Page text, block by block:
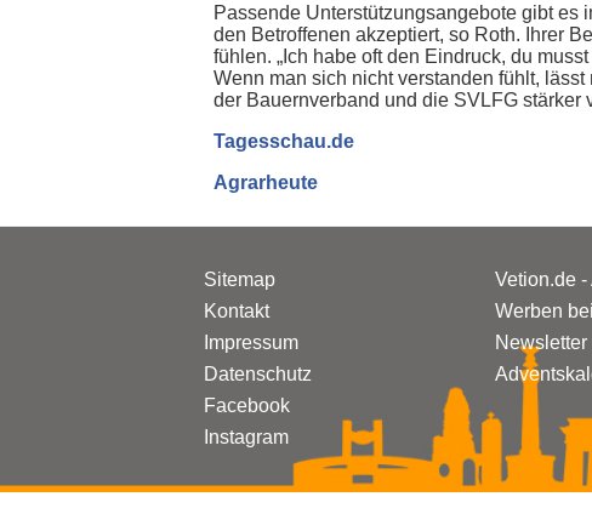
Passende Unterstützungsangebote gibt
den Betroffenen akzeptiert, so Roth. Ihrer
fühlen. „Ich habe oft den Eindruck, du
Wenn man sich nicht verstanden fühlt,
der Bauernverband und die SVLFG stärker
Tagesschau.de
Agrarheute
Sitemap
Kontakt
Impressum
Datenschutz
Facebook
Instagram
Vetion.de -
Werben
Newsletter